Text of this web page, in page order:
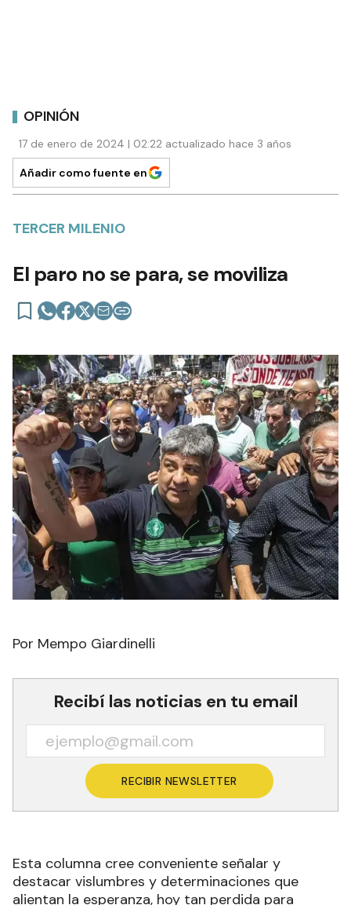
OPINIÓN
17 de enero de 2024 | 02:22 actualizado hace 3 años
Añadir como fuente en
TERCER MILENIO
El paro no se para, se moviliza
Por Mempo Giardinelli
Recibí las noticias en tu email
RECIBIR NEWSLETTER
Esta columna cree conveniente señalar y
destacar vislumbres y determinaciones que
alientan la esperanza, hoy tan perdida para